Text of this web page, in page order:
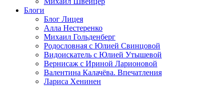
Блоги
Блог Лицея
Алла Нестеренко
Михаил Гольденберг
Родословная с Юлией Свинцовой
Видоискатель с Юлией Утышевой
Вернисаж с Ириной Ларионовой
Валентина Калачёва. Впечатления
Лариса Хенинен